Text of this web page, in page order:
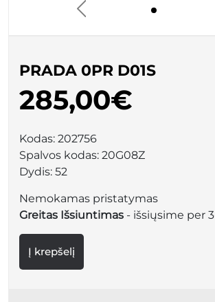
PRADA 0PR D01S
285,00€
Kodas: 202756
Spalvos kodas: 20G08Z
Dydis: 52
Nemokamas pristatymas
Greitas Išsiuntimas - išsiųsime per
Į krepšelį